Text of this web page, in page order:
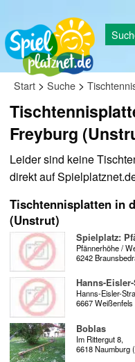
Start > Suche >
Freyburg
Leider sind keine
direkt auf
Tischtennisplatten in
(Unstrut)
Spielplatz:
Pfännerhöhe /
6242
Hanns-
Hanns-Eisler-
6667 Weißenfels
Boblas
Im Rittergut 8,
6618 Naumburg